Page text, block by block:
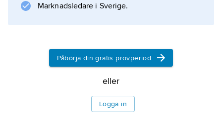
ackumulera
Information om artikeln
Marknadsledare i Sverige.
Påbörja din gratis provperiod
eller
Logga in